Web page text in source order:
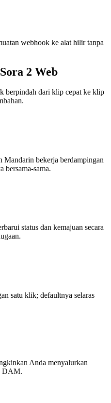
webhook ke alat hilir tanpa
2 Web
berpindah dari klip cepat ke klip
Mandarin bekerja berdampingan
bersama-sama.
status dan kemajuan secara
satu klik; defaultnya selaras
Anda menyalurkan
DAM.